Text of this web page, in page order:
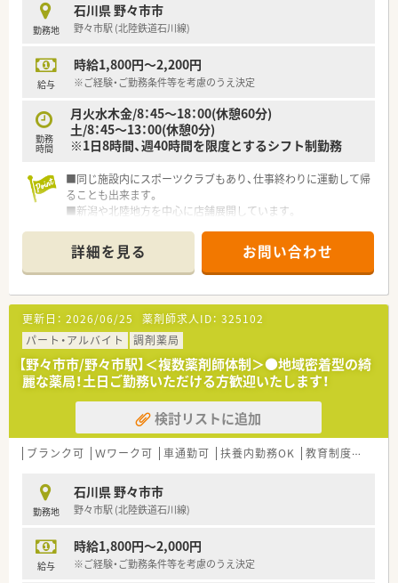
勤務地
石川県 野々市市
野々市駅 (北陸鉄道石川線)
給与
時給1,800円～2,200円
※ご経験・ご勤務条件等を考慮のうえ決定
勤務
時間
月火水木金/8：45～18：00(休憩60分)
土/8：45～13：00(休憩0分)
※1日8時間、週40時間を限度とするシフト制勤務
■同じ施設内にスポーツクラブもあり、仕事終わりに運動して帰
ることも出来ます。
■新潟や北陸地方を中心に店舗展開しています。
詳細を見る お問い合わせ
更新日： 2026/06/25 薬剤師求人ID： 325102
パート・アルバイト
調剤薬局
【野々市市/野々市駅】＜複数薬剤師体制＞●地域密着型の綺
麗な薬局！土日ご勤務いただける方歓迎いたします！
検討リストに追加
ブランク可 Ｗワーク可 車通勤可 扶養内勤務OK 教育制度あり
勤務地
石川県 野々市市
野々市駅 (北陸鉄道石川線)
給与
時給1,800円～2,000円
※ご経験・ご勤務条件等を考慮のうえ決定